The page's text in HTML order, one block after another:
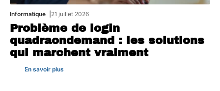
Informatique 21 juillet 2026
Problème de login
quadraondemand : les solutions
qui marchent vraiment
En savoir plus